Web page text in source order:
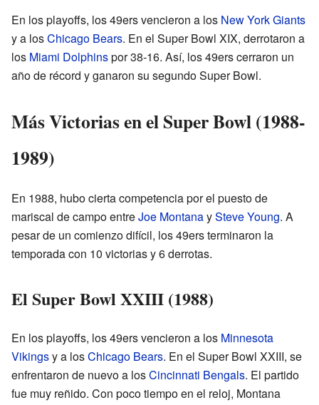
En los playoffs, los 49ers vencieron a los New York Giants
y a losChicago Bears. En el Super Bowl XIX, derrotaron a
los Miami Dolphinspor 38-16. Así, los 49ers cerraron un
año de récord y ganaron su segundo Super Bowl.
Más Victorias en el Super Bowl (1988-
1989)
En 1988, hubo cierta competencia por el puesto de
mariscal de campo entreJoe MontanaySteve Young. A
pesar de un comienzo difícil, los 49ers terminaron la
temporada con 10 victorias y 6 derrotas.
El Super Bowl XXIII (1988)
En los playoffs, los 49ers vencieron a los Minnesota
Vikingsy a losChicago Bears. En el Super Bowl XXIII, se
enfrentaron de nuevo a losCincinnati Bengals. El partido
fue muy reñido. Con poco tiempo en el reloj, Montana